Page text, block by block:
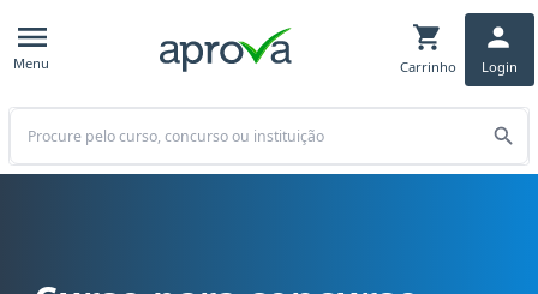
Menu Carrinho Login
Buscar